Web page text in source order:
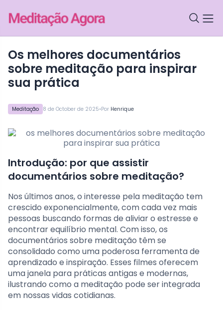
Meditação 8 de October de 2025•Por Henrique
os melhores documentários
sobre meditação para inspirar
sua prática
Introdução: por que assistir
documentários sobre meditação?
Nos últimos anos, o interesse pela meditação tem
crescido exponencialmente, com cada vez mais
pessoas buscando formas de aliviar o estresse e
encontrar equilíbrio mental. Com isso, os
documentários sobre meditação têm se
consolidado como uma poderosa ferramenta de
aprendizado e inspiração. Esses filmes oferecem
uma janela para práticas antigas e modernas,
ilustrando como a meditação pode ser integrada
em nossas vidas cotidianas.